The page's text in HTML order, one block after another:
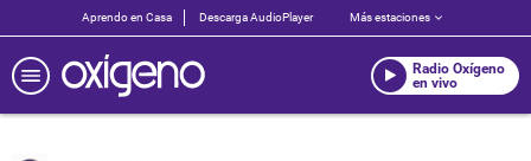
Aprendo en Casa Descarga AudioPlayer Más estaciones
Radio Oxígeno
en vivo